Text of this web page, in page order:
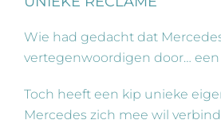
Wie had gedacht dat
vertegenwoordigen door… een
Toch heeft een kip unieke
Mercedes zich mee wil